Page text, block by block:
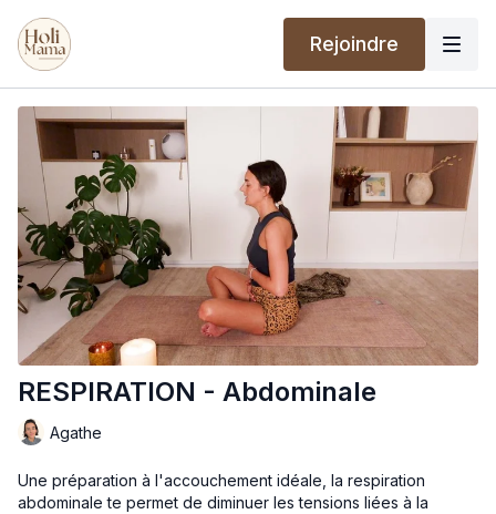
Rejoindre
RESPIRATION - Abdominale
Agathe
Une préparation à l'accouchement idéale, la respiration
abdominale te permet de diminuer les tensions liées à la